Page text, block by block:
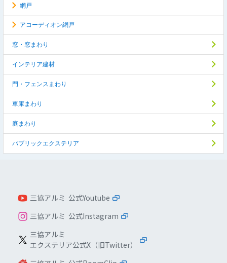
網戸
アコーディオン網戸
窓・窓まわり
インテリア建材
門・フェンスまわり
車庫まわり
庭まわり
パブリックエクステリア
三協アルミ 公式Youtube
三協アルミ 公式Instagram
三協アルミ
エクステリア公式X（旧Twitter）